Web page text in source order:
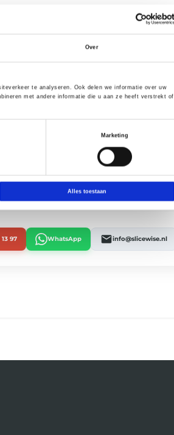
Over
te analyseren. Ook delen we informatie over uw
met andere informatie die u aan ze heeft verstrekt of
Marketing
Alles toestaan
of een goede kop koffie bij je op de vestiging.
de werkvloer.
97 WhatsApp info@slicewise.nl